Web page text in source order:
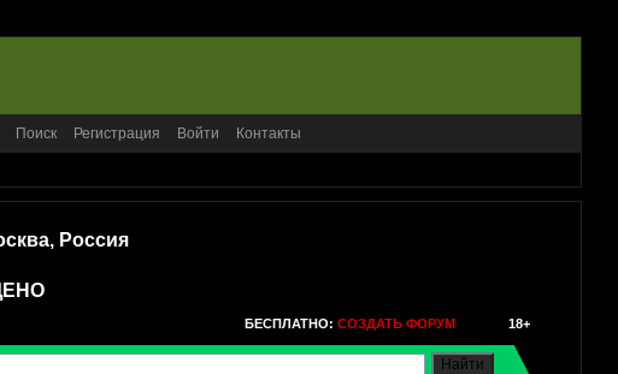
Поиск Регистрация Войти Контакты
Россия
БЕСПЛАТНО: СОЗДАТЬ ФОРУМ 18+